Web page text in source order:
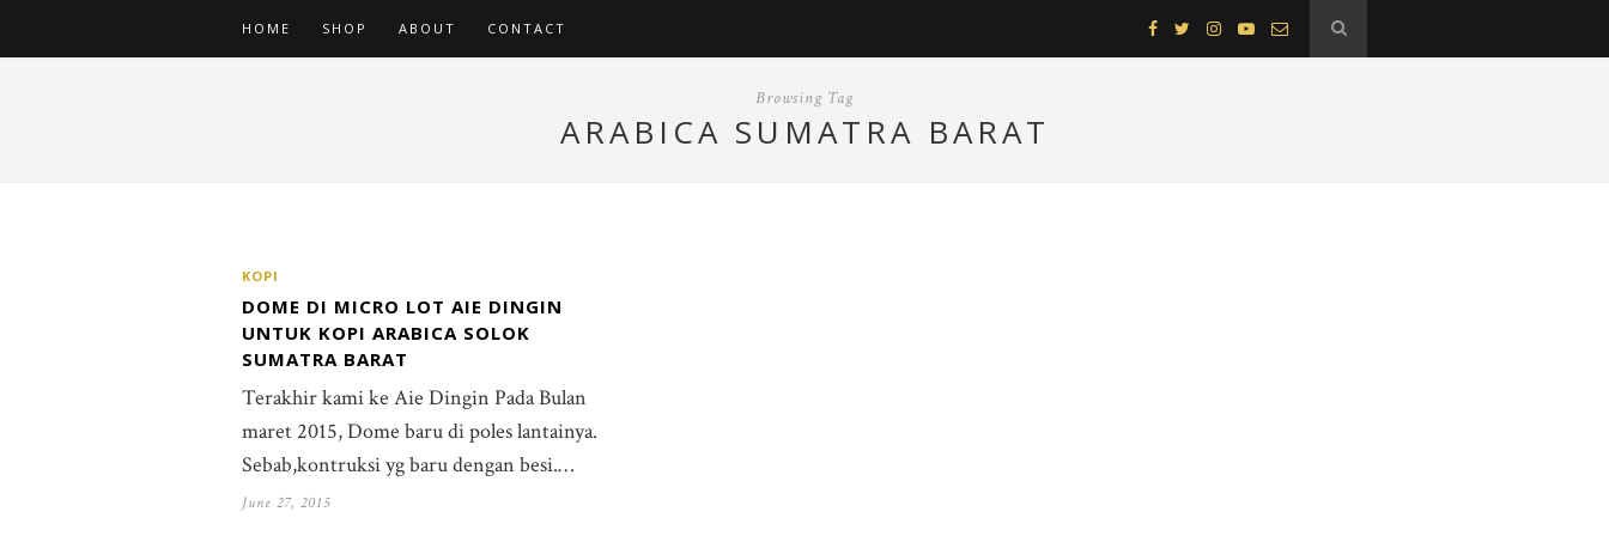
HOME SHOP ABOUT CONTACT
Browsing Tag
ARABICA SUMATRA BARAT
KOPI
DOME DI MICRO LOT AIE DINGIN
UNTUK KOPI ARABICA SOLOK
SUMATRA BARAT
Terakhir kami ke Aie Dingin Pada Bulan
maret 2015, Dome baru di poles lantainya.
Sebab,kontruksi yg baru dengan besi.…
June 27, 2015